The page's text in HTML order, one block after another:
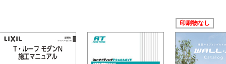
印刷物なし